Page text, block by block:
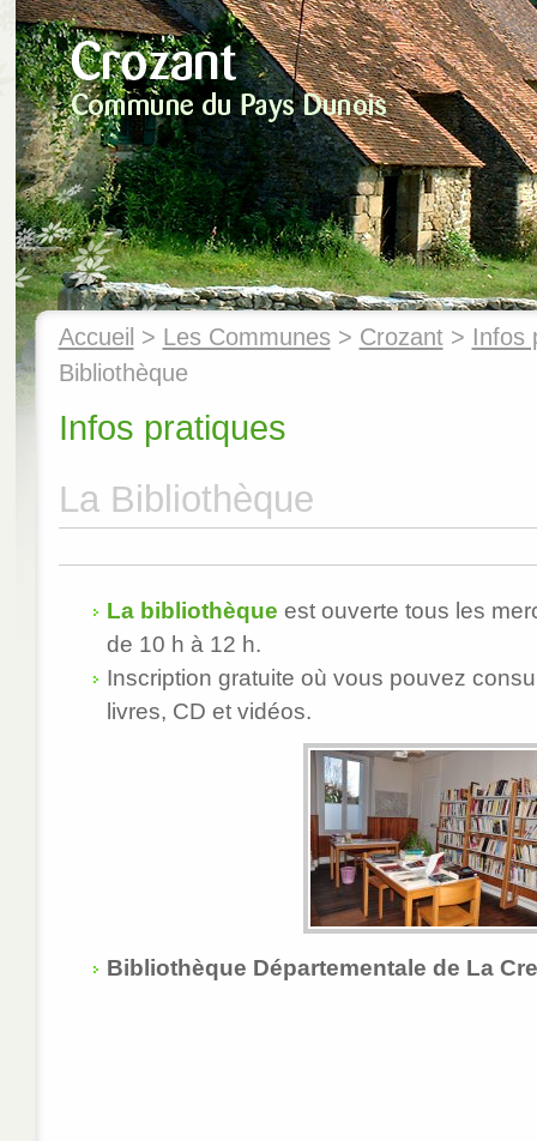
Accueil > Les Communes > Crozant> Infos
Bibliothèque
Infos pratiques
La Bibliothèque
La bibliothèque est ouverte tous les
de 10 h à 12 h.
Inscription gratuite où vous pouvez
livres, CD et vidéos.
Bibliothèque Départementale de La